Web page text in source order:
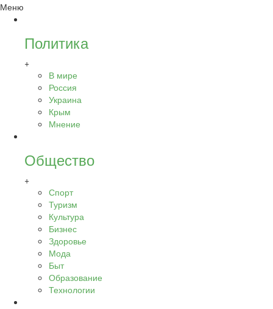
Меню
Политика
+
В мире
Россия
Украина
Крым
Мнение
Общество
+
Спорт
Туризм
Культура
Бизнес
Здоровье
Мода
Быт
Образование
Технологии